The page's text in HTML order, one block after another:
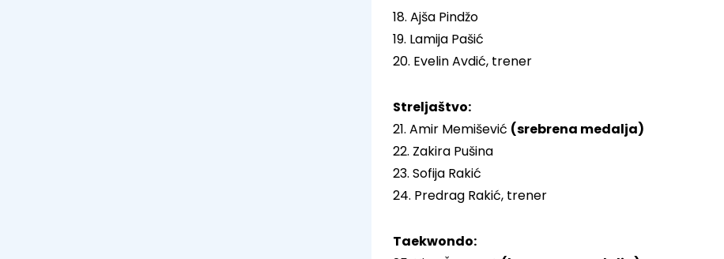
18. Ajša Pindžo
19. Lamija Pašić
20. Evelin Avdić, trener
Streljaštvo:
21. Amir Memišević (srebrena medalja)
22. Zakira Pušina
23. Sofija Rakić
24. Predrag Rakić, trener
Taekwondo: